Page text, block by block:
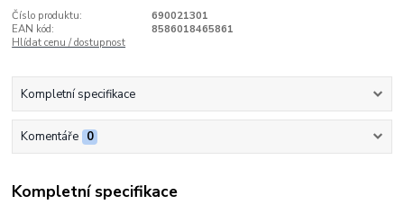
Číslo produktu:
690021301
EAN kód:
8586018465861
Hlídat cenu / dostupnost
Kompletní specifikace
Komentáře 0
Kompletní specifikace